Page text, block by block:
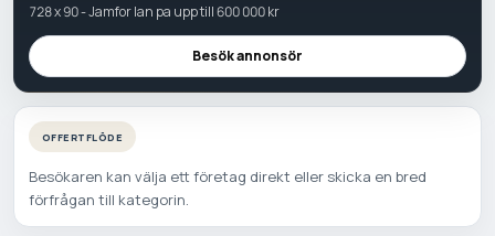
728 x 90 - Jamfor lan pa upp till 600 000 kr
Besök annonsör
OFFERTFLÖDE
Besökaren kan välja ett företag direkt eller skicka en bred
förfrågan till kategorin.